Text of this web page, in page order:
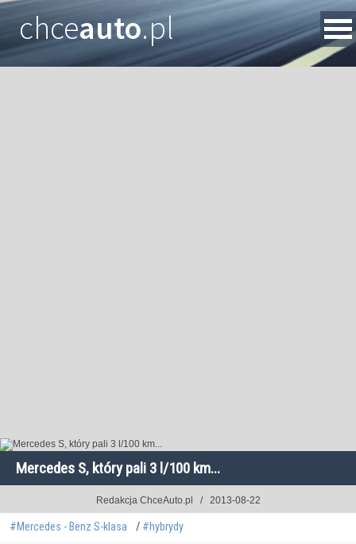
chceauto.pl
Mercedes S, który pali 3 l/100 km...
Redakcja ChceAuto.pl 2013-08-22
#Mercedes - Benz S-klasa #hybrydy